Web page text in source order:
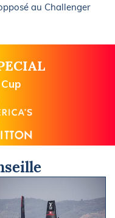
au Challenger